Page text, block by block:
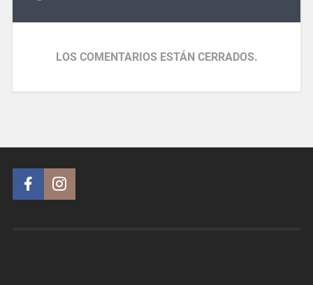
LOS COMENTARIOS ESTÁN CERRADOS.